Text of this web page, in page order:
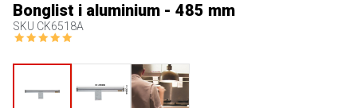
Bonglist i aluminium - 485 mm
SKU CK6518A